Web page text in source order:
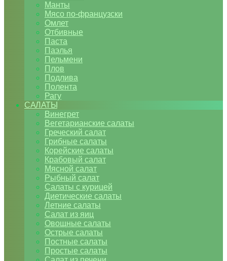
Манты
Мясо по-французски
Омлет
Отбивные
Паста
Паэлья
Пельмени
Плов
Подлива
Полента
Рагу
САЛАТЫ
Винегрет
Вегетарианские салаты
Греческий салат
Грибные салаты
Корейские салаты
Крабовый салат
Мясной салат
Рыбный салат
Салаты с курицей
Диетические салаты
Летние салаты
Салат из яиц
Овощные салаты
Острые салаты
Постные салаты
Простые салаты